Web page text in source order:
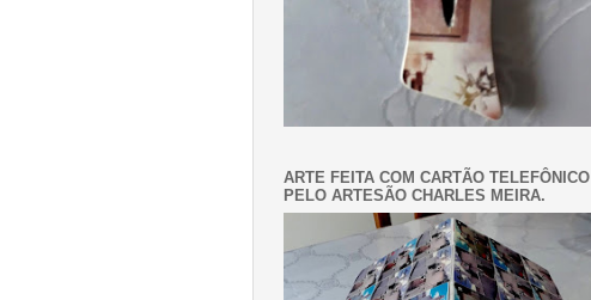
ARTE FEITA COM CARTÃO TELEFÔNICO
PELO ARTESÃO CHARLES MEIRA.